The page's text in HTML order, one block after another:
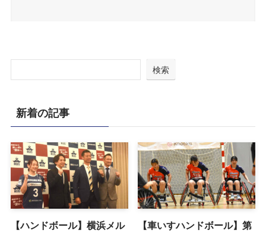
検索
新着の記事
【ハンドボール】横浜メル
【車いすハンドボール】第